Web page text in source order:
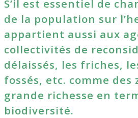
S’il est essentiel de
de la population sur
appartient aussi aux
collectivités de
délaissés, les friches,
fossés, etc. comme des
grande richesse en
biodiversité.